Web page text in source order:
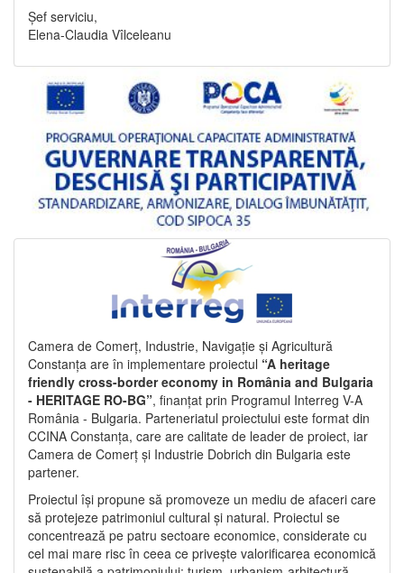
Șef serviciu,
Elena-Claudia Vîlceleanu
Camera de Comerț, Industrie, Navigație și Agricultură
Constanța are în implementare proiectul “A heritage
friendly cross-border economy in România and Bulgaria
- HERITAGE RO-BG”, finanțat prin Programul Interreg V-A
România - Bulgaria. Parteneriatul proiectului este format din
CCINA Constanța, care are calitate de leader de proiect, iar
Camera de Comerț și Industrie Dobrich din Bulgaria este
partener.
Proiectul își propune să promoveze un mediu de afaceri care
să protejeze patrimoniul cultural și natural. Proiectul se
concentrează pe patru sectoare economice, considerate cu
cel mai mare risc în ceea ce privește valorificarea economică